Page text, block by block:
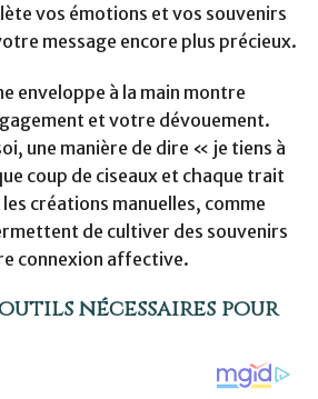
vos émotions et vos souvenirs
message encore plus précieux.
enveloppe à la main montre
et votre dévouement.
une manière de dire « je tiens à
coup de ciseaux et chaque trait
créations manuelles, comme
de cultiver des souvenirs
connexion affective.
nécessaires pour